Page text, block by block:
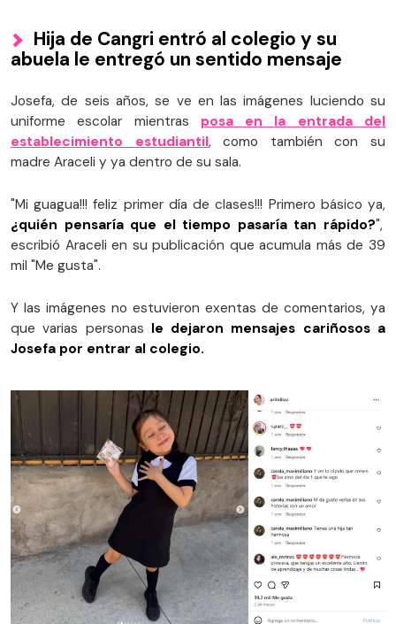
Hija de Cangri entró al colegio y su
abuela le entregó un sentido mensaje
Josefa, de seis años, se ve en las imágenes luciendo su
uniforme escolar mientras posa en la entrada del
establecimiento estudiantil, como también con su
madre Araceli y ya dentro de su sala.
"Mi guagua!!! feliz primer día de clases!!! Primero básico ya,
¿quién pensaría que el tiempo pasaría tan rápido?",
escribió Araceli en su publicación que acumula más de 39
mil "Me gusta".
Y las imágenes no estuvieron exentas de comentarios, ya
que varias personas le dejaron mensajes cariñosos a
Josefa por entrar al colegio.